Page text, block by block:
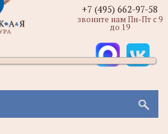
+7 (495) 662-97-58
звоните нам Пн-Пт с 9
до 19